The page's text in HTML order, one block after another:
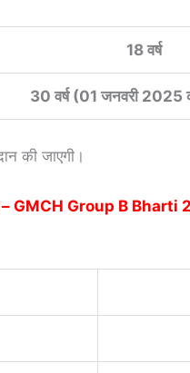
18 वर्ष
30 वर्ष (01 जनवरी 2025
की जाएगी।
GMCH Group B Bharti